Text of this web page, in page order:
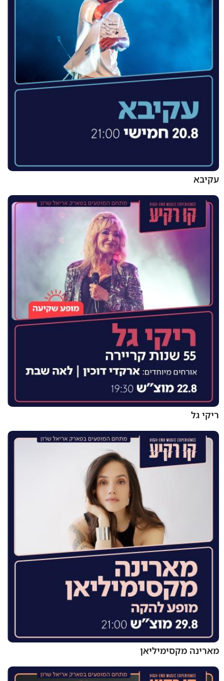
עקיבא
ריקי גל
מארינה מקסימיליאן